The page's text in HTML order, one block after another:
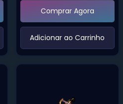
Comprar Agora
‌Adicionar ao Carrinho‌